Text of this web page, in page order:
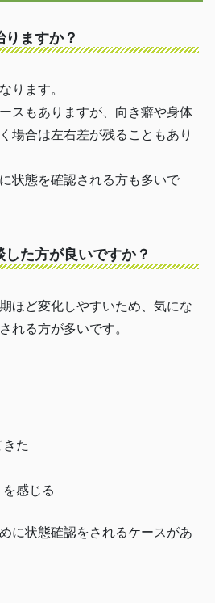
ますか？
ります。
スもありますが、向き癖や身体
場合は左右差が残ることもあり
状態を確認される方も多いで
た方が良いですか？
ほど変化しやすいため、気にな
れる方が多いです。
た
感じる
に状態確認をされるケースがあ